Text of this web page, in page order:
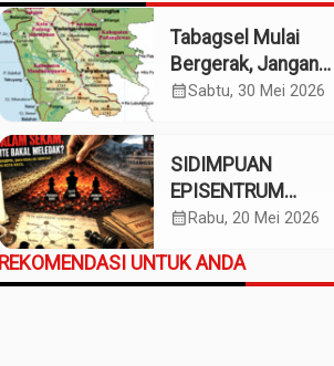
Tabagsel Mulai
Bergerak, Jangan
Berhenti di Foto
calendar_monthSabtu, 30 Mei 2026
SIDIMPUAN
EPISENTRUM
TABAGSEL,
(Bagian 3 – selesai)
calendar_month Rabu, 20 Mei 2026
REKOMENDASI UNTUK ANDA